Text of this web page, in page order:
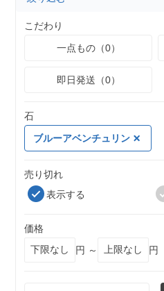
こだわり
一点もの（0）
即日発送（0）
石
ブルーアベンチュリン
売り切れ
表示する
価格
円 ～
円